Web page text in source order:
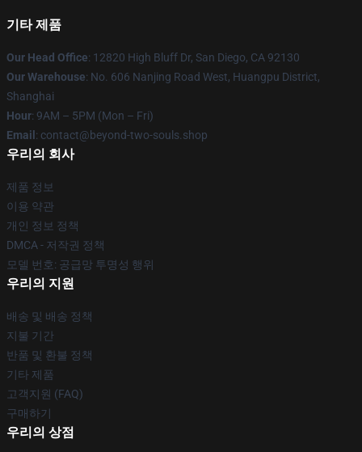
기타 제품
Our Head Office: 12820 High Bluff Dr, San Diego, CA 92130
Our Warehouse: No. 606 Nanjing Road West, Huangpu District,
Shanghai
Hour: 9AM – 5PM (Mon – Fri)
Email : contact@beyond-two-souls.shop
우리의 회사
제품 정보
이용 약관
개인 정보 정책
DMCA - 저작권 정책
모델 번호: 공급망 투명성 행위
우리의 지원
배송 및 배송 정책
지불 기간
반품 및 환불 정책
기타 제품
고객지원 (FAQ)
구매하기
우리의 상점